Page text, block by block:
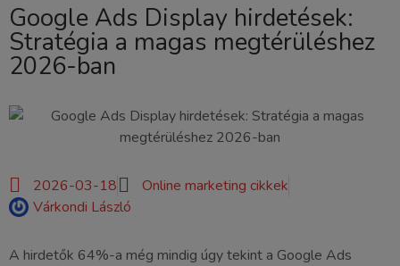
Google Ads Display hirdetések:
Stratégia a magas megtérüléshez
2026-ban
2026-03-18
Online marketing cikkek
Várkondi László
A hirdetők 64%-a még mindig úgy tekint a Google Ads